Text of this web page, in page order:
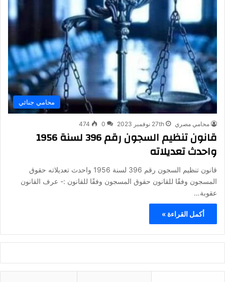
محامي جنائي
محامي مصري 27th نوفمبر 2023 0
474
قانون تنظيم السجون ​رقم 396 لسنة 1956
واحدث تعديلاته
قانون تنظيم السجون ​رقم 396 لسنة 1956 واحدث تعديلاته حقوق
المسجون وفقًا للقانون حقوق المسجون وفقًا للقانون :- عرف القانون
عقوبة…
أكمل القراءة »